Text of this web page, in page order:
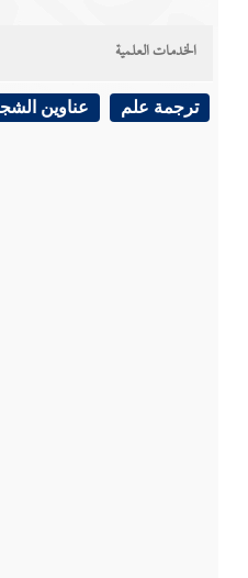
الخدمات العلمية
ترجمة علم عناوين